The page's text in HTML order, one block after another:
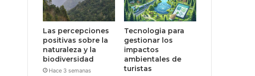
Las percepciones
positivas sobre la
naturaleza y la
biodiversidad
Hace 3 semanas
Tecnologia para
gestionar los
impactos
ambientales de
turistas